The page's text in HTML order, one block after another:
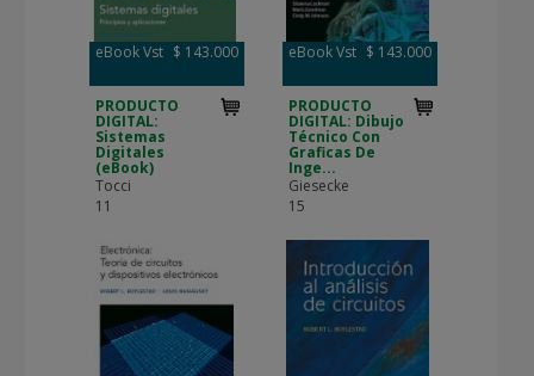
eBook Vst $ 143.000
PRODUCTO
DIGITAL:
Sistemas
Digitales
(eBook)
Tocci
11
eBook Vst $ 143.000
PRODUCTO
DIGITAL: Dibujo
Técnico Con
Graficas De
Inge...
Giesecke
15